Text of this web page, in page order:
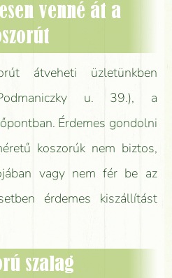
venné át a
átveheti üzletünkben
u. 39.), a
Érdemes gondolni
koszorúk nem biztos,
vagy nem fér be az
érdemes kiszállítást
szalag